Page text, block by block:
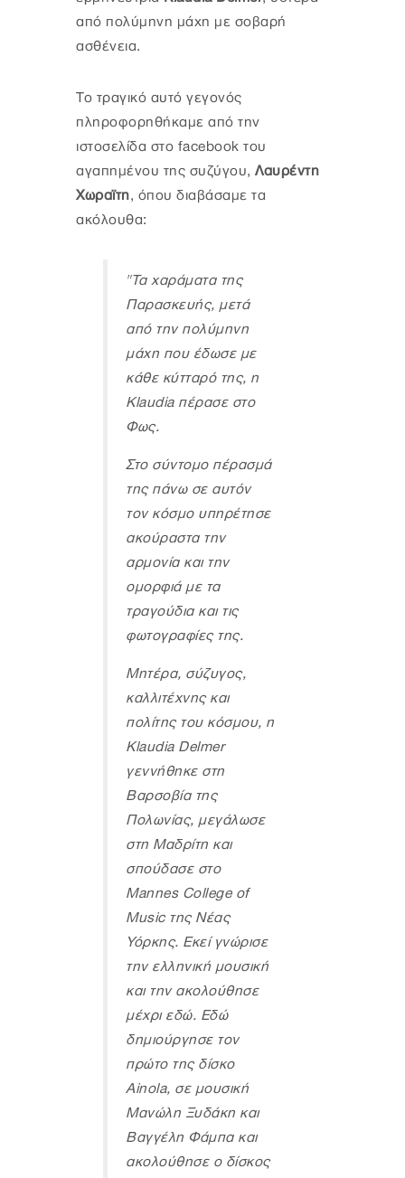
από πολύμηνη μάχη με σοβαρή
ασθένεια.
Το τραγικό αυτό γεγονός
πληροφορηθήκαμε από την
ιστοσελίδα στο facebook του
αγαπημένου της συζύγου, Λαυρέντη
Χωραϊτη, όπου διαβάσαμε τα
ακόλουθα:
"Τα χαράματα της
Παρασκευής, μετά
από την πολύμηνη
μάχη που έδωσε με
κάθε κύτταρό της, η
Klaudia πέρασε στο
Φως.
Στο σύντομο πέρασμά
της πάνω σε αυτόν
τον κόσμο υπηρέτησε
ακούραστα την
αρμονία και την
ομορφιά με τα
τραγούδια και τις
φωτογραφίες της.
Μητέρα, σύζυγος,
καλλιτέχνης και
πολίτης του κόσμου, η
Klaudia Delmer
γεννήθηκε στη
Βαρσοβία της
Πολωνίας, μεγάλωσε
στη Μαδρίτη και
σπούδασε στο
Mannes College of
Music της Νέας
Υόρκης. Εκεί γνώρισε
την ελληνική μουσική
και την ακολούθησε
μέχρι εδώ. Εδώ
δημιούργησε τον
πρώτο της δίσκο
Ainola, σε μουσική
Μανώλη Ξυδάκη και
Βαγγέλη Φάμπα και
ακολούθησε ο δίσκος